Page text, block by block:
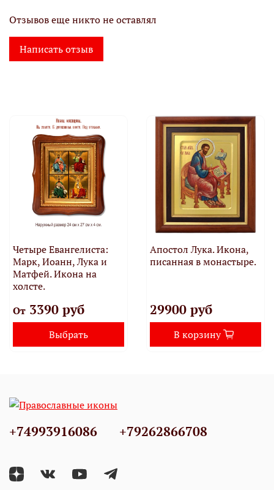
Отзывов еще никто не оставлял
Написать отзыв
Четыре Евангелиста:
Марк, Иоанн, Лука и
Матфей. Икона на
холсте.
От3390 руб
Выбрать
Апостол Лука. Икона,
писанная в монастыре.
29900 руб
В корзину
+74993916086 +79262866708